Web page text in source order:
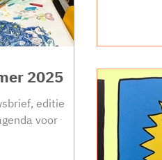
2025
editie
voor